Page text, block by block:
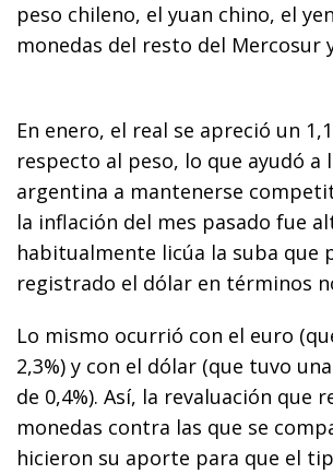
peso chileno, el yuan chino, el
monedas del resto del Mercosur
En enero, el real se apreció un
respecto al peso, lo que ayudó a
argentina a mantenerse
la inflación del mes pasado fue
habitualmente licúa la suba que
registrado el dólar en términos
Lo mismo ocurrió con el euro
2,3%) y con el dólar (que tuvo
de 0,4%). Así, la revaluación que
monedas contra las que se
hicieron su aporte para que el